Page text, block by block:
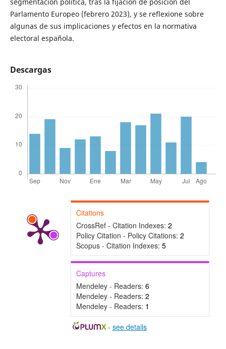
Parlamento Europeo (febrero 2023), y se reflexione sobre
algunas de sus implicaciones y efectos en la normativa
electoral española.
Descargas
Citations
CrossRef - Citation Indexes: 2
Policy Citation - Policy Citations: 2
Scopus - Citation Indexes: 5
Captures
Mendeley - Readers: 6
Mendeley - Readers: 2
Mendeley - Readers: 1
- see details